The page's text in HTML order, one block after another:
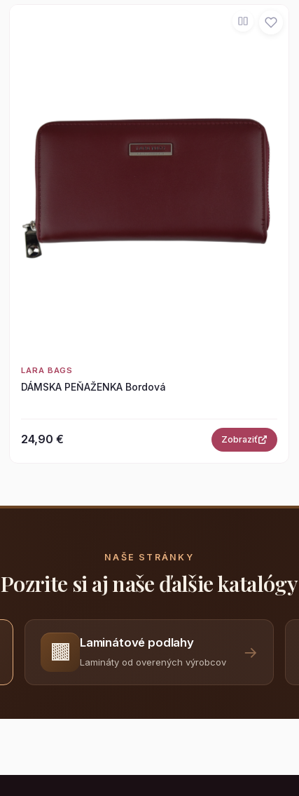
LARA BAGS
DÁMSKA PEŇAŽENKA Bordová
24,90 € Zobraziť
NAŠE STRÁNKY
Pozrite si aj naše ďalšie katalógy
🟫 Laminátové podlahy
Lamináty od overených výrobcov
→